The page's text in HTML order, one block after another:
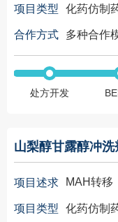
项目类型 化药仿制
合作方式 多种合作
处方开发
山梨醇甘露醇冲洗
项目述求 MAH转移
项目类型 化药仿制